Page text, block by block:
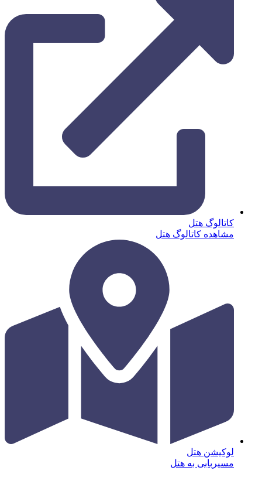
کاتالوگ هتل
مشاهده کاتالوگ هتل
لوکیشن هتل
مسیربابی به هتل